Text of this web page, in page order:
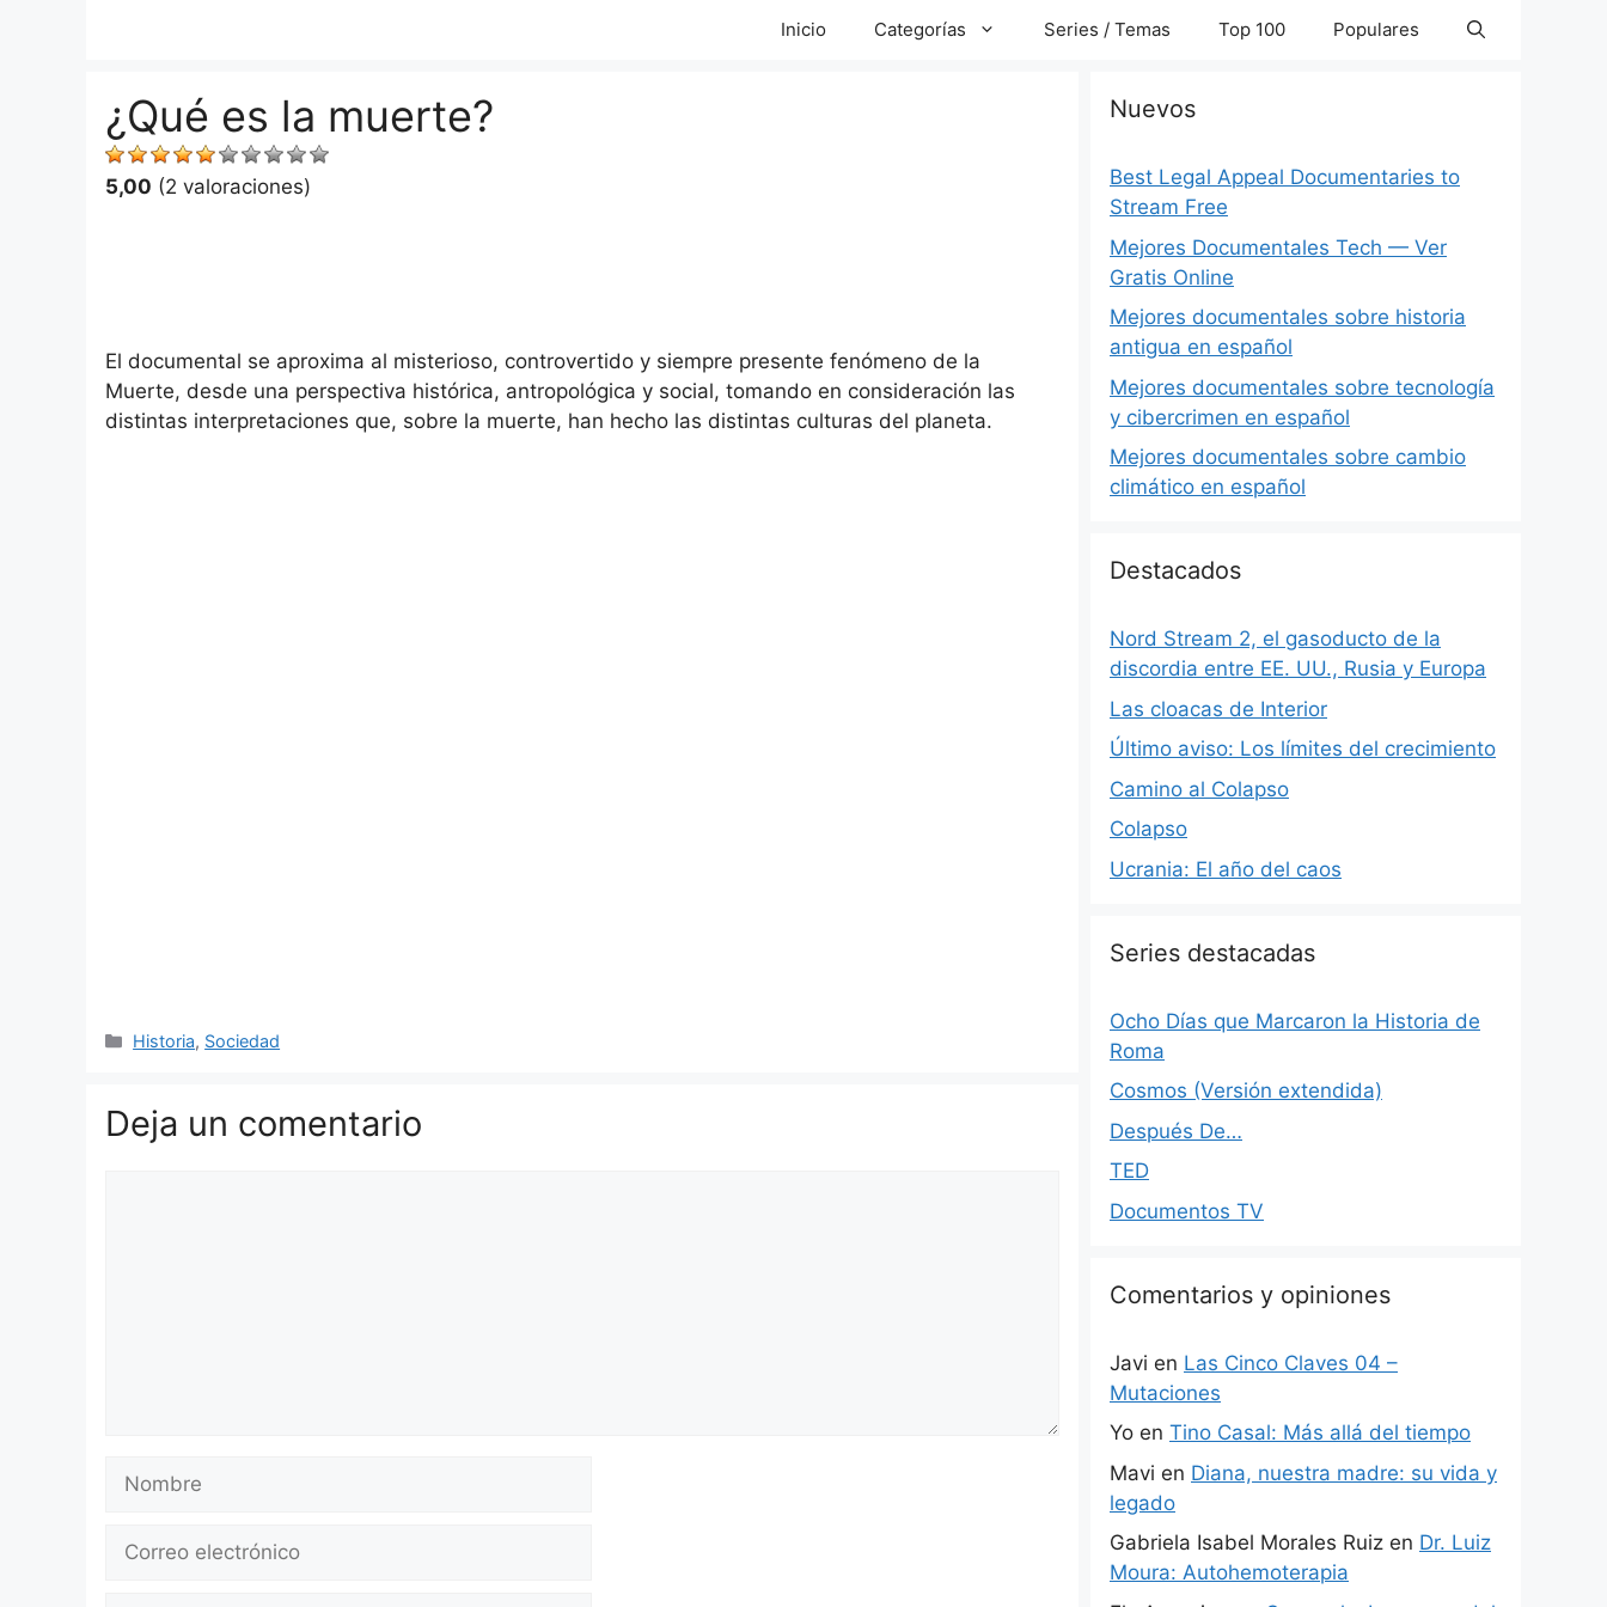
Inicio Categorías Series / Temas Top 100 Populares
¿Qué es la muerte?
5,00 (2 valoraciones)
El documental se aproxima al misterioso, controvertido y siempre presente fenómeno de la
Muerte, desde una perspectiva histórica, antropológica y social, tomando en consideración las
distintas interpretaciones que, sobre la muerte, han hecho las distintas culturas del planeta.
Categorías
Historia, Sociedad
Deja un comentario
Nombre
Correo
Nuevos
Best Legal Appeal Documentaries to
Stream Free
Mejores Documentales Tech — Ver
Gratis Online
Mejores documentales sobre historia
antigua en español
Mejores documentales sobre tecnología
y cibercrimen en español
Mejores documentales sobre cambio
climático en español
Destacados
Nord Stream 2, el gasoducto de la
discordia entre EE. UU., Rusia y Europa
Las cloacas de Interior
Último aviso: Los límites del crecimiento
Camino al Colapso
Colapso
Ucrania: El año del caos
Series destacadas
Ocho Días que Marcaron la Historia de
Roma
Cosmos (Versión extendida)
Después De…
TED
Documentos TV
Comentarios y opiniones
Javi en Las Cinco Claves 04 –
Mutaciones
Yo en Tino Casal: Más allá del tiempo
Mavi en Diana, nuestra madre: su vida y
legado
Gabriela Isabel Morales Ruiz en Dr. Luiz
Moura: Autohemoterapia